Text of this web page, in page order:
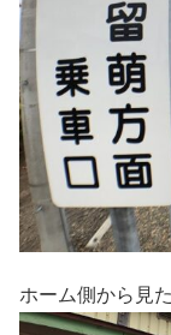
ホーム側から見